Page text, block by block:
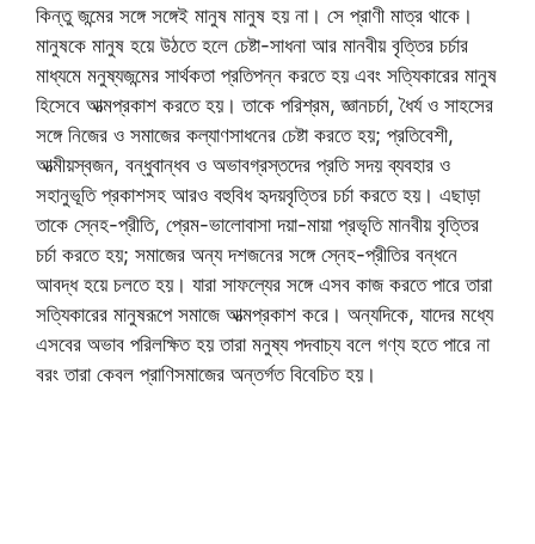
কিন্তু জন্মের সঙ্গে সঙ্গেই মানুষ মানুষ হয় না। সে প্রাণী মাত্র থাকে।
মানুষকে মানুষ হয়ে উঠতে হলে চেষ্টা-সাধনা আর মানবীয় বৃত্তির চর্চার
মাধ্যমে মনুষ্যজন্মের সার্থকতা প্রতিপন্ন করতে হয় এবং সত্যিকারের মানুষ
হিসেবে আত্মপ্রকাশ করতে হয়। তাকে পরিশ্রম, জ্ঞানচর্চা, ধৈর্য ও সাহসের
সঙ্গে নিজের ও সমাজের কল্যাণসাধনের চেষ্টা করতে হয়; প্রতিবেশী,
আত্মীয়স্বজন, বন্ধুবান্ধব ও অভাবগ্রস্তদের প্রতি সদয় ব্যবহার ও
সহানুভূতি প্রকাশসহ আরও বহুবিধ হৃদয়বৃত্তির চর্চা করতে হয়। এছাড়া
তাকে স্নেহ-প্রীতি, প্রেম-ভালোবাসা দয়া-মায়া প্রভৃতি মানবীয় বৃত্তির
চর্চা করতে হয়; সমাজের অন্য দশজনের সঙ্গে স্নেহ-প্রীতির বন্ধনে
আবদ্ধ হয়ে চলতে হয়। যারা সাফল্যের সঙ্গে এসব কাজ করতে পারে তারা
সত্যিকারের মানুষরূপে সমাজে আত্মপ্রকাশ করে। অন্যদিকে, যাদের মধ্যে
এসবের অভাব পরিলক্ষিত হয় তারা মনুষ্য পদবাচ্য বলে গণ্য হতে পারে না
বরং তারা কেবল প্রাণিসমাজের অন্তর্গত বিবেচিত হয়।